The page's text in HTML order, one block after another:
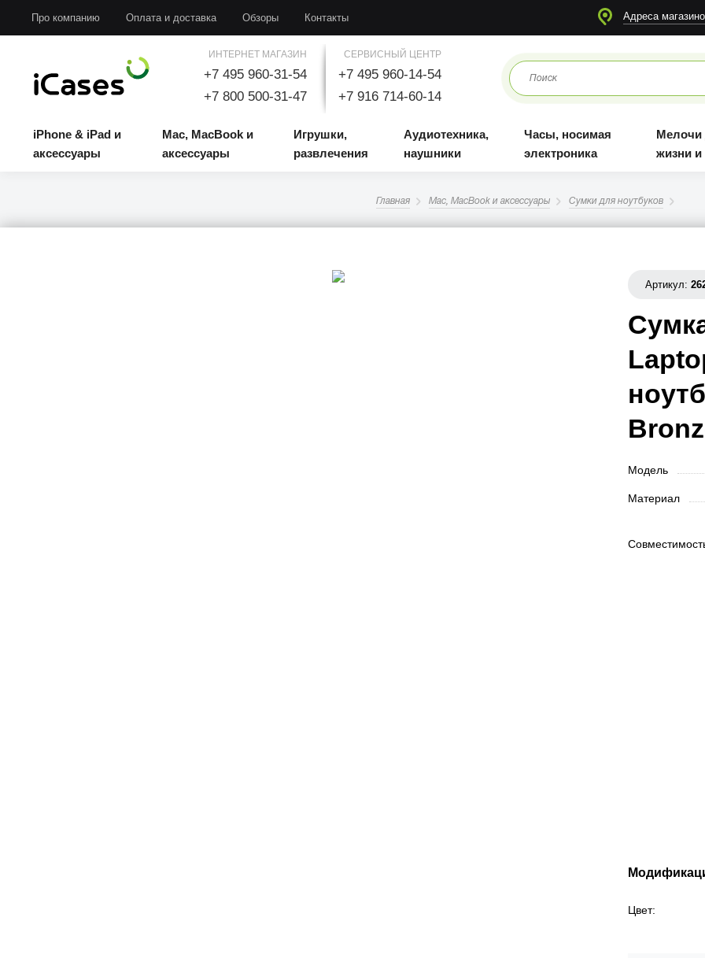
Про компанию Оплата и доставка Обзоры Контакты Адреса
ИНТЕРНЕТ МАГАЗИН
+7 495 960-31-54
+7 800 500-31-47
СЕРВИСНЫЙ ЦЕНТР
+7 495 960-14-54
+7 916 714-60-14
iPhone & iPad и
аксессуары
Mac, MacBook и
аксессуары
Игрушки,
развлечения
Аудиотехника,
наушники
Часы, носимая
электроника
Мелочи
жизни
Главная Mac, MacBook и аксессуары Сумки для ноутбуков
Артикул:
Модель
Материал
Цвет: